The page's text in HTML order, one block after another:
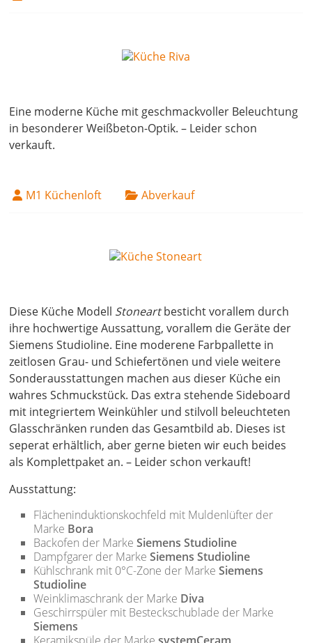
Eine moderne Küche mit geschmackvoller Beleuchtung
in besonderer Weißbeton-Optik. – Leider schon
verkauft.
M1 Küchenloft Abverkauf
Diese Küche Modell Stoneartbesticht vorallem durch
ihre hochwertige Aussattung, vorallem die Geräte der
Siemens Studioline. Eine moderene Farbpallette in
zeitlosen Grau- und Schiefertönen und viele weitere
Sonderausstattungen machen aus dieser Küche ein
wahres Schmuckstück. Das extra stehende Sideboard
mit integriertem Weinkühler und stilvoll beleuchteten
Glasschränken runden das Gesamtbild ab. Dieses ist
seperat erhältlich, aber gerne bieten wir euch beides
als Komplettpaket an. – Leider schon verkauft!
Ausstattung:
Flächeninduktionskochfeld mit Muldenlüfter der
Marke Bora
Backofen der MarkeSiemens Studioline
Dampfgarer der MarkeSiemens Studioline
Kühlschrank mit 0°C-Zone der MarkeSiemens
Studioline
Weinklimaschrank der Marke Diva
Geschirrspüler mit Besteckschublade der Marke
Siemens